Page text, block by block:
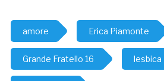
amore Erica Piamonte
Grande Fratello 16 lesbica